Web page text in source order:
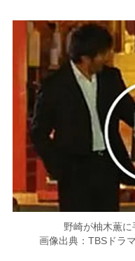
野崎が柚木薫
画像出典：TBSドラ